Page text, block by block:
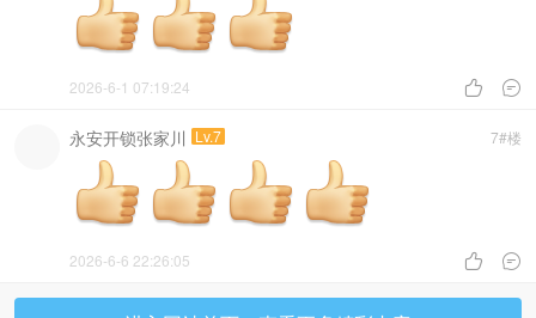
 
2026-6-1 07:19:24
7#楼
永安开锁张家川 Lv.7
 
2026-6-6 22:26:05